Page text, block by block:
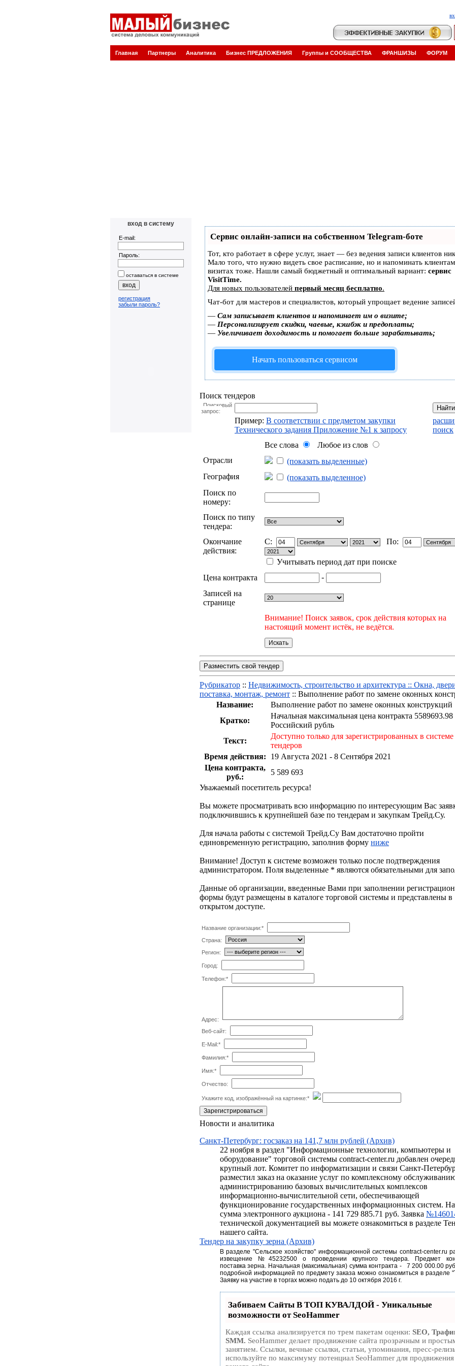
Главная Партнеры Аналитика Бизнес ПРЕДЛОЖЕНИЯ Группы и СООБЩЕСТВА ФРАНШИЗЫ ФОРУМ
вход в систему
E-mail:
Пароль:
оставаться в системе
регистрация
забыли пароль?
Сервис онлайн-записи на собственном Telegram-боте
Тот, кто работает в сфере услуг, знает — без ведения записи клиентов
Мало того, что нужно видеть свое расписание, но и напоминать
визитах тоже. Нашли самый бюджетный и оптимальный вариант: сервис
VisitTime.
Для новых пользователей первый месяц бесплатно.
Чат-бот для мастеров и специалистов, который упрощает ведение
— Сам записывает клиентов и напоминает им о визите;
— Персонализирует скидки, чаевые, кэшбэк и предоплаты;
— Увеличивает доходимость и помогает больше зарабатывать;
Начать пользоваться сервисом
Поиск тендеров
Поисковый
запрос:
Найти
Пример: В соответствии с предметом закупки
Технического задания Приложение №1 к запросу
поиск
Все слова
Любое из слов
Отрасли
(показать выделенные)
География
(показать выделенное)
Поиск по
номеру:
Поиск по типу
тендера:
Окончание
действия:
C: По:
Учитывать период дат при поиске
Цена контракта
-
Записей на
странице
Внимание! Поиск заявок, срок действия которых на
настоящий момент истёк, не ведётся.
Разместить свой тендер
Рубрикатор :: Недвижимость, строительство и архитектура :: Окна,
поставка, монтаж, ремонт :: Выполнение работ по замене оконных
Название:
Выполнение работ по замене оконных конструкций
Кратко:
Начальная максимальная цена контракта 5589693.98
Российский рубль
Текст:
Доступно только для зарегистрированных в системе
тендеров
Время действия:
19 Августа 2021 - 8 Сентября 2021
Цена контракта,
руб.:
5 589 693
Уважаемый посетитель ресурса!
Вы можете просматривать всю информацию по интересующим Вас
подключившись к крупнейшей базе по тендерам и закупкам Трейд.Су.
Для начала работы с системой Трейд.Су Вам достаточно пройти
единовременную регистрацию, заполнив форму ниже
Внимание! Доступ к системе возможен только после подтверждения
администратором. Поля выделенные * являются обязательными для
Данные об организации, введенные Вами при заполнении
формы будут размещены в каталоге торговой системы и представлены в
открытом доступе.
Название организации:*
Страна:
Регион:
Город:
Телефон:*
Адрес:
Веб-сайт:
E-Mail:*
Фамилия:*
Имя:*
Отчество:
Укажите код, изображённый на картинке:*
Новости и аналитика
Санкт-Петербург: госзаказ на 141,7 млн рублей (Архив)
22 ноября в раздел "Информационные технологии, компьютеры и
оборудование" торговой системы contract-center.ru добавлен
крупный лот. Комитет по информатизации и связи Санкт-
разместил заказ на оказание услуг по комплексному
администрированию базовых вычислительных комплексов
информационно-вычислительной сети, обеспечивающей
функционирование государственных информационных систем.
сумма электронного аукциона - 141 729 885.71 руб. Заявка
технической документацией вы можете ознакомиться в разделе
нашего сайта.
Тендер на закупку зерна (Архив)
В разделе "Сельское хозяйство" информационной системы contract-center.ru
извещение № 45232500 о проведении крупного тендера. Предмет
поставказерна. Начальная (максимальная) сумма контракта - 7 200 000.00 руб
подробной информацией по предмету заказа можно ознакомиться в разделе
Заявку на участие в торгах можно подать до 10 октября 2016 г.
Забиваем Сайты В ТОП КУВАЛДОЙ - Уникальные
возможности от SeoHammer
Каждая ссылка анализируется по трем пакетам оценки: SEO,
SMM. SeoHammer делает продвижение сайта прозрачным и
занятием. Ссылки, вечные ссылки, статьи, упоминания, пресс-
используйте по максимуму потенциал SeoHammer для продвижения